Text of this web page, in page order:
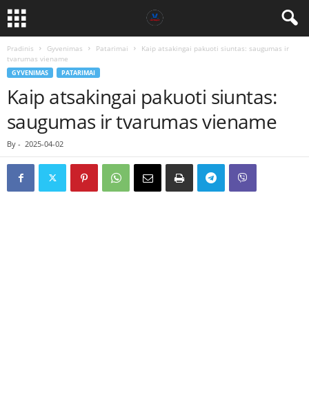
Pradinis Gyvenimas Patarimai
Kaip atsakingai pakuoti siuntas: saugumas ir
tvarumas viename
GYVENIMAS PATARIMAI
Kaip atsakingai pakuoti siuntas:
saugumas ir tvarumas viename
By - 2025-04-02